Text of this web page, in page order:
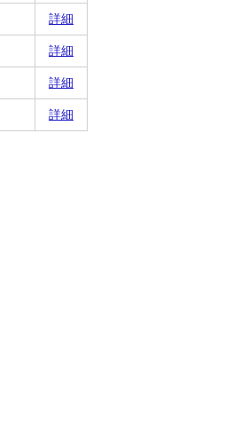
詳細
詳細
詳細
詳細